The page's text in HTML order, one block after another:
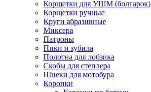
Корщетки для УШМ (болгарок)
Корщетки ручные
Круги абразивные
Миксера
Патроны
Пики и зубила
Полотна для лобзика
Скобы для степлера
Шнеки для мотобура
Коронки